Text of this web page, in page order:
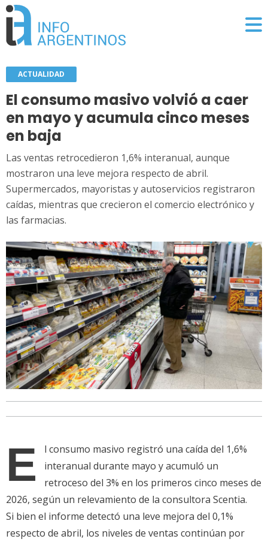
ACTUALIDAD
El consumo masivo volvió a caer
en mayo y acumula cinco meses
en baja
Las ventas retrocedieron 1,6% interanual, aunque
mostraron una leve mejora respecto de abril.
Supermercados, mayoristas y autoservicios registraron
caídas, mientras que crecieron el comercio electrónico y
las farmacias.
E
l consumo masivo registró una caída del 1,6%
interanual durante mayo y acumuló un
retroceso del 3% en los primeros cinco meses de
2026, según un relevamiento de la consultora Scentia.
Si bien el informe detectó una leve mejora del 0,1%
respecto de abril, los niveles de ventas continúan por